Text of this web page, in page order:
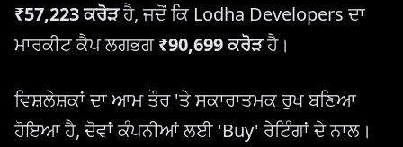
₹57,223 ਕਰੋੜਹੈ, ਜਦੋਂ ਕਿ Lodha Developers ਦਾ
ਮਾਰਕੀਟ ਕੈਪ ਲਗਭਗ₹90,699 ਕਰੋੜਹੈ।
ਵਿਸ਼ਲੇਸ਼ਕਾਂ ਦਾ ਆਮ ਤੌਰ 'ਤੇ ਸਕਾਰਾਤਮਕ ਰੁਖ ਬਣਿਆ
ਹੋਇਆ ਹੈ, ਦੋਵਾਂ ਕੰਪਨੀਆਂ ਲਈ 'Buy' ਰੇਟਿੰਗਾਂ ਦੇ ਨਾਲ।